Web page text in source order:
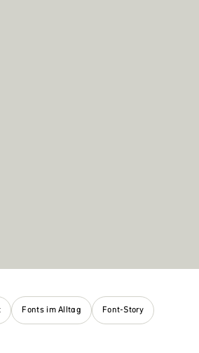
Fonts im Alltag Font-Story